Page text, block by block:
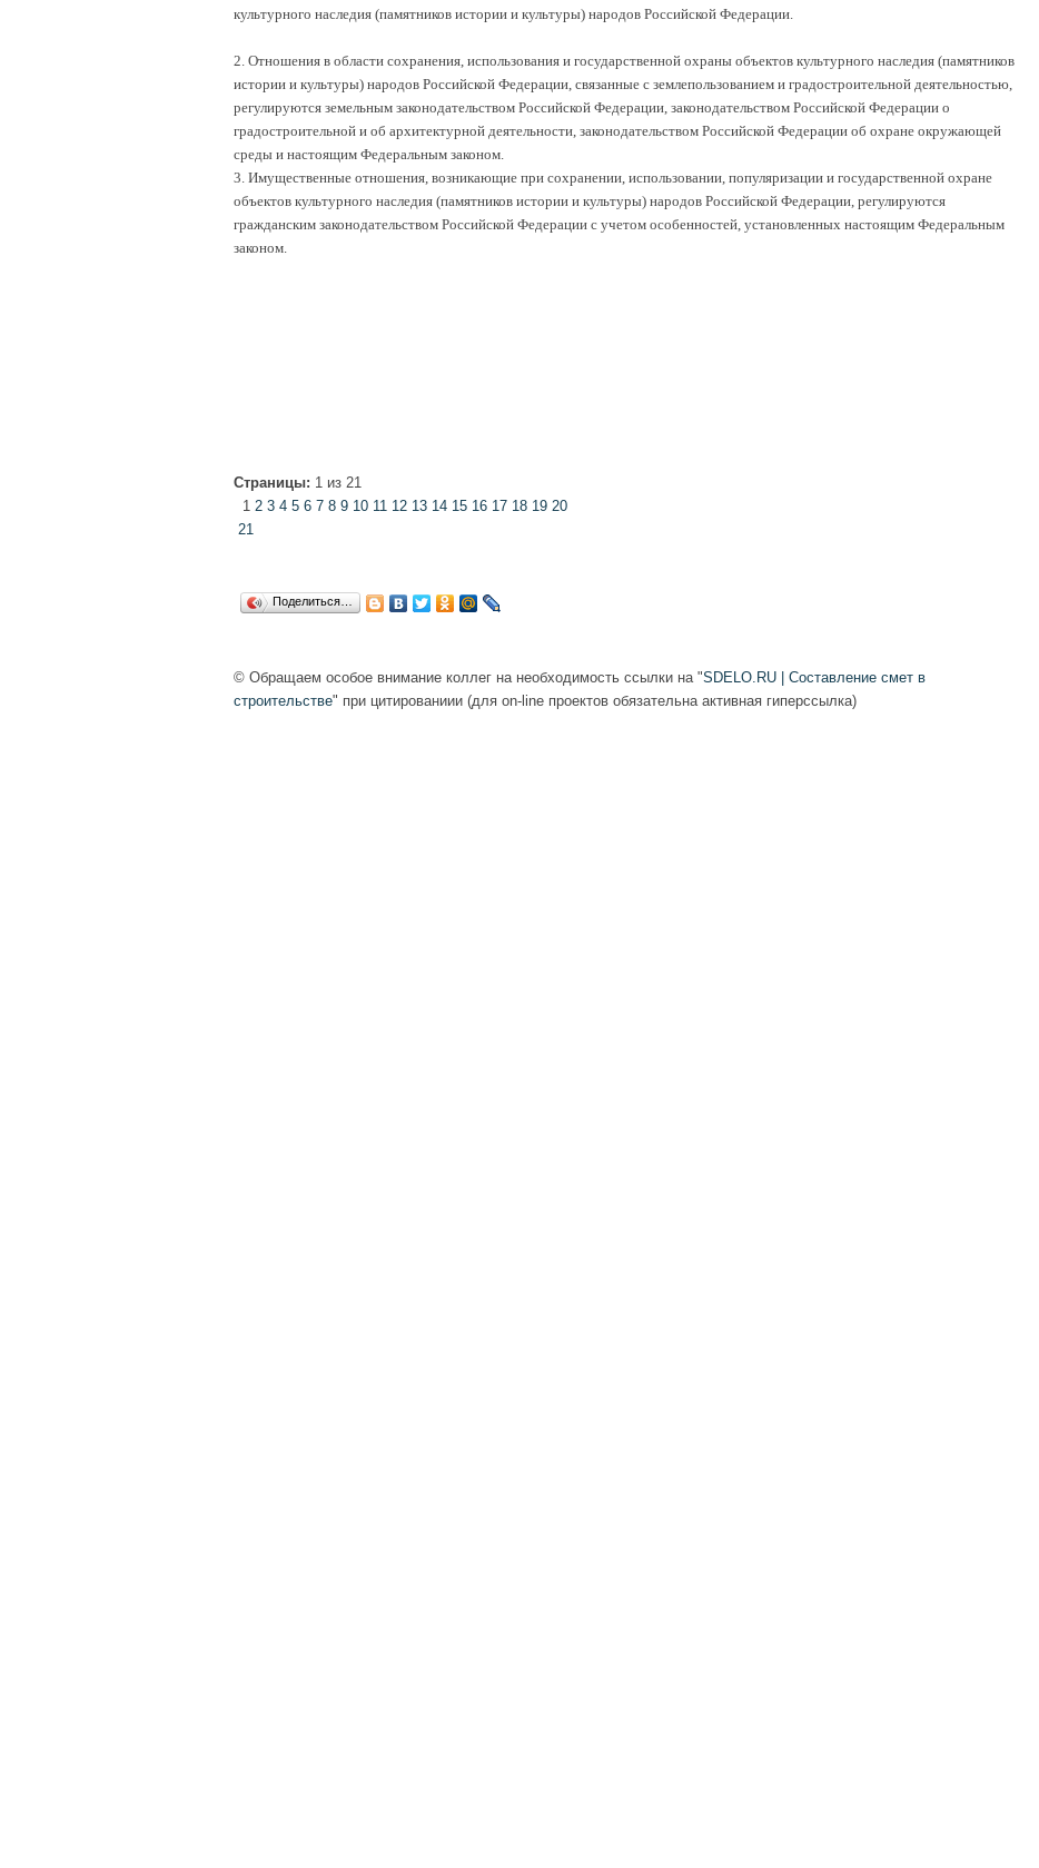
культурного наследия (памятников истории и культуры) народов Российской Федерации.
2. Отношения в области сохранения, использования и государственной охраны объектов культурного наследия (памятников
истории и культуры) народов Российской Федерации, связанные с землепользованием и градостроительной деятельностью,
регулируются земельным законодательством Российской Федерации, законодательством Российской Федерации о
градостроительной и об архитектурной деятельности, законодательством Российской Федерации об охране окружающей
среды и настоящим Федеральным законом.
3. Имущественные отношения, возникающие при сохранении, использовании, популяризации и государственной охране
объектов культурного наследия (памятников истории и культуры) народов Российской Федерации, регулируются
гражданским законодательством Российской Федерации с учетом особенностей, установленных настоящим Федеральным
законом.
Страницы: 1 из 21
1 2 3 4 5 6 7 8 9 10 11 12 13 14 15 16 17 18 19 20
21
Поделиться…
© Обращаем особое внимание коллег на необходимость ссылки на "SDELO.RU | Составление смет в
строительстве" при цитированиии (для on-line проектов обязательна активная гиперссылка)